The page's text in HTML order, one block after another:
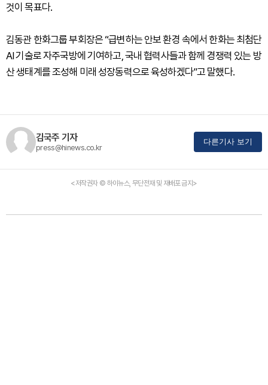
것이 목표다.
김동관 한화그룹 부회장은 “급변하는 안보 환경 속에서 한화는 최첨단
AI 기술로 자주국방에 기여하고, 국내 협력사들과 함께 경쟁력 있는 방
산 생태계를 조성해 미래 성장동력으로 육성하겠다”고 말했다.
김국주 기자
press@hinews.co.kr
다른기사 보기
<저작권자 © 하이뉴스, 무단전재 및 재배포 금지>